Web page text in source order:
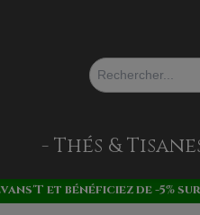
- Thés &
et bénéficiez de -5%